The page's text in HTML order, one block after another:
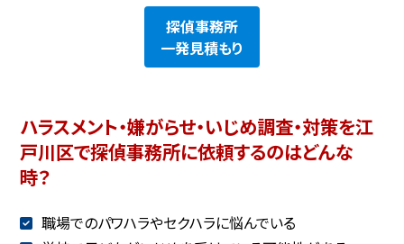
探偵事務所
一発見積もり
ハラスメント・嫌がらせ・いじめ調査・対策を江
戸川区で探偵事務所に依頼するのはどんな
時？
職場でのパワハラやセクハラに悩んでいる